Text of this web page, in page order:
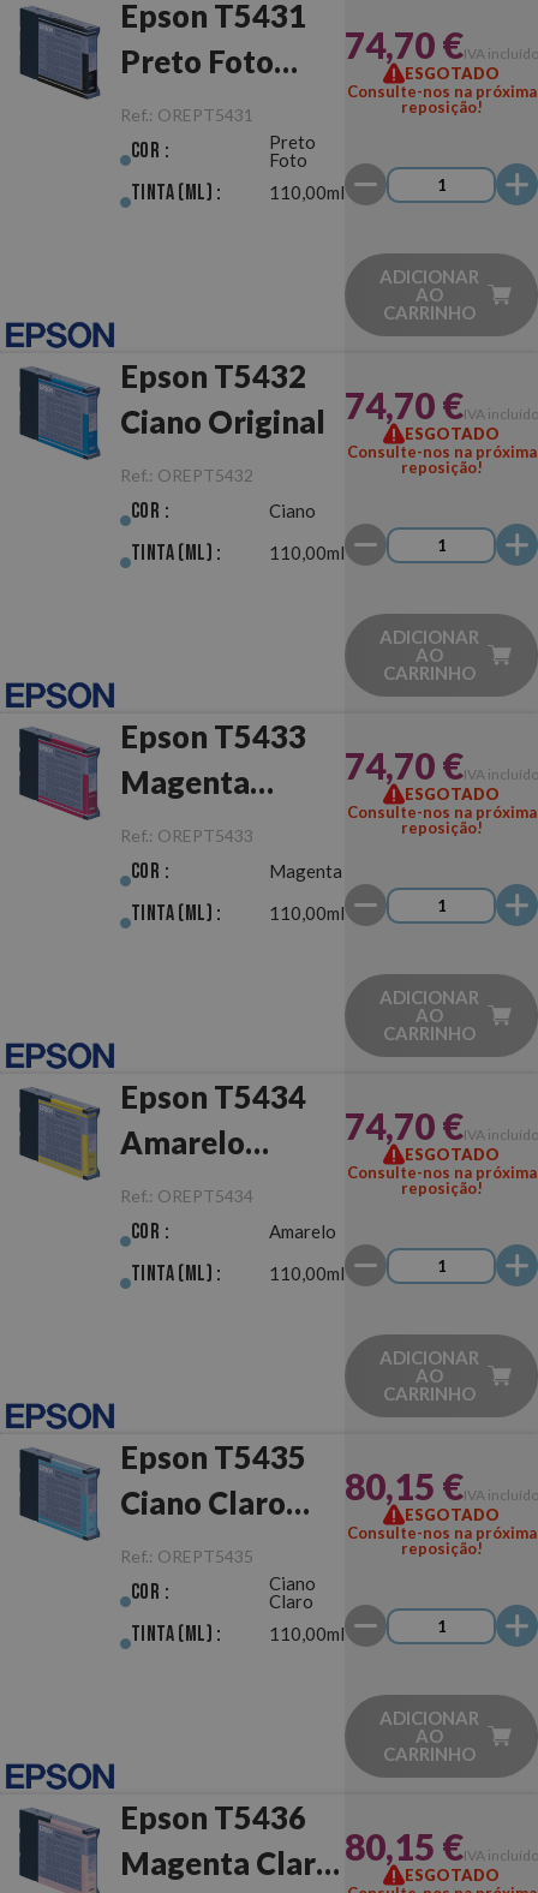
Epson T5431
Preto Foto
Original
Ref.: OREPT5431
Cor :
Preto
Foto
Tinta (ml) : 110,00ml
74,70 €IVA incluído
ESGOTADO
Consulte-nos na próxima
reposição!
ADICIONAR
AO
CARRINHO
Epson T5432
Ciano Original
Ref.: OREPT5432
Cor : Ciano
Tinta (ml) : 110,00ml
74,70 €IVA incluído
ESGOTADO
Consulte-nos na próxima
reposição!
ADICIONAR
AO
CARRINHO
Epson T5433
Magenta
Original
Ref.: OREPT5433
Cor : Magenta
Tinta (ml) : 110,00ml
74,70 €IVA incluído
ESGOTADO
Consulte-nos na próxima
reposição!
ADICIONAR
AO
CARRINHO
Epson T5434
Amarelo
Original
Ref.: OREPT5434
Cor : Amarelo
Tinta (ml) : 110,00ml
74,70 €IVA incluído
ESGOTADO
Consulte-nos na próxima
reposição!
ADICIONAR
AO
CARRINHO
Epson T5435
Ciano Claro
Original
Ref.: OREPT5435
Cor :
Ciano
Claro
Tinta (ml) : 110,00ml
80,15 €IVA incluído
ESGOTADO
Consulte-nos na próxima
reposição!
ADICIONAR
AO
CARRINHO
Epson T5436
Magenta Claro 80,15 €IVA incluído
ESGOTADO